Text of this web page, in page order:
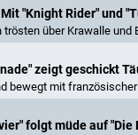
"Knight Rider" und
trösten über Krawalle und
zeigt geschickt
bewegt mit
folgt müde auf